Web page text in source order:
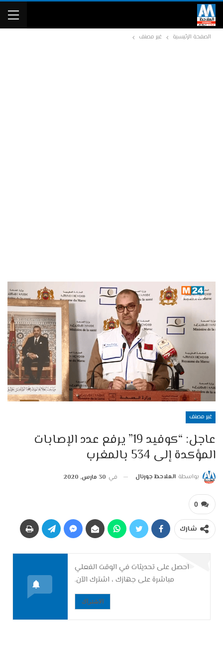
الصفحة الرئيسية غير مصنف
غير مصنف
عاجل: “كوفيد 19” يرفع عدد الإصابات
المؤكدة إلى 534 بالمغرب
بواسطة الملاحظ جورنال في 30 مارس, 2020
0
شارك
احصل على تحديثات في الوقت الفعلي
مباشرة على جهازك ، اشترك الآن.
الاشتراك